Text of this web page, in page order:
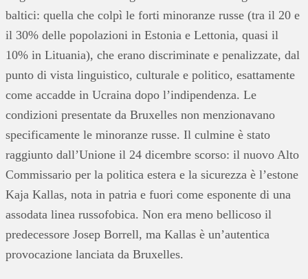
baltici: quella che colpì le forti minoranze russe (tra il 20 e
il 30% delle popolazioni in Estonia e Lettonia, quasi il
10% in Lituania), che erano discriminate e penalizzate, dal
punto di vista linguistico, culturale e politico, esattamente
come accadde in Ucraina dopo l’indipendenza. Le
condizioni presentate da Bruxelles non menzionavano
specificamente le minoranze russe. Il culmine è stato
raggiunto dall’Unione il 24 dicembre scorso: il nuovo Alto
Commissario per la politica estera e la sicurezza è l’estone
Kaja Kallas, nota in patria e fuori come esponente di una
assodata linea russofobica. Non era meno bellicoso il
predecessore Josep Borrell, ma Kallas è un’autentica
provocazione lanciata da Bruxelles.